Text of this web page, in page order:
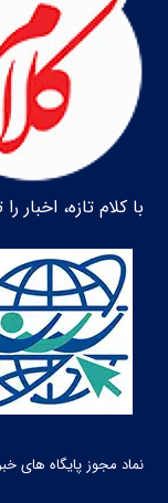
با کلام تازه، اخبار
نماد مجوز پایگاه های